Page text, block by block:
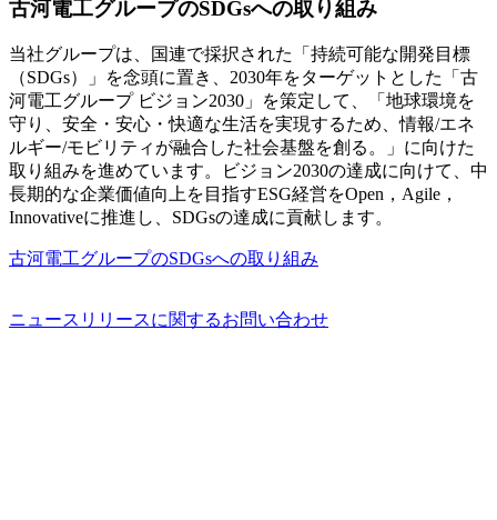
古河電工グループのSDGsへの取り組み
当社グループは、国連で採択された「持続可能な開発目標
（SDGs）」を念頭に置き、2030年をターゲットとした「古
河電工グループ ビジョン2030」を策定して、「地球環境を
守り、安全・安心・快適な生活を実現するため、情報/エネ
ルギー/モビリティが融合した社会基盤を創る。」に向けた
取り組みを進めています。ビジョン2030の達成に向けて、中
長期的な企業価値向上を目指すESG経営をOpen，Agile，
Innovativeに推進し、SDGsの達成に貢献します。
古河電工グループのSDGsへの取り組み
ニュースリリースに関するお問い合わせ